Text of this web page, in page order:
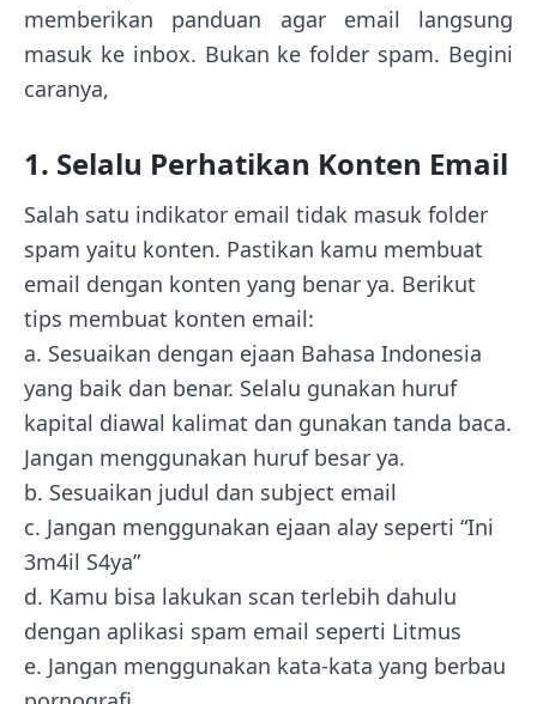
memberikan panduan agar email langsung
masuk ke inbox. Bukan ke folder spam. Begini
caranya,
1. Selalu Perhatikan Konten Email
Salah satu indikator email tidak masuk folder
spam yaitu konten. Pastikan kamu membuat
email dengan konten yang benar ya. Berikut
tips membuat konten email:
a. Sesuaikan dengan ejaan Bahasa Indonesia
yang baik dan benar. Selalu gunakan huruf
kapital diawal kalimat dan gunakan tanda baca.
Jangan menggunakan huruf besar ya.
b. Sesuaikan judul dan subject email
c. Jangan menggunakan ejaan alay seperti “Ini
3m4il S4ya”
d. Kamu bisa lakukan scan terlebih dahulu
dengan aplikasi spam email seperti Litmus
e. Jangan menggunakan kata-kata yang berbau